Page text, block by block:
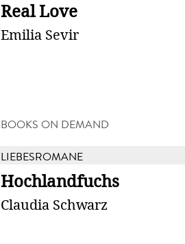
Real Love
Emilia Sevir
BOOKS ON DEMAND
LIEBESROMANE
Hochlandfuchs
Claudia Schwarz